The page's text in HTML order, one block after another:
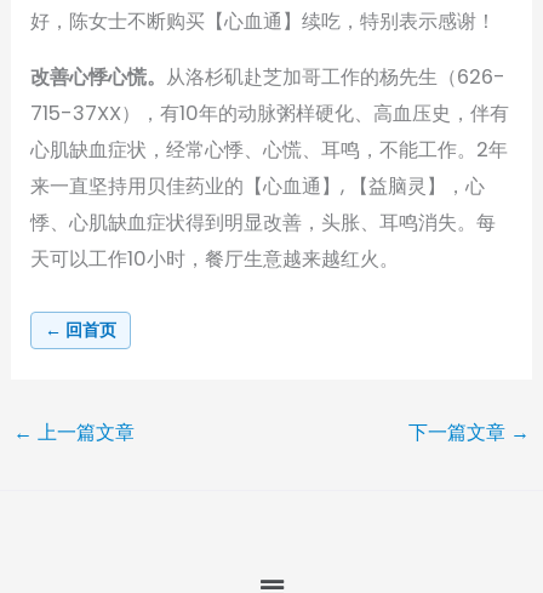
好，陈女士不断购买【心血通】续吃，特别表示感谢！
改善心悸心慌。 从洛杉矶赴芝加哥工作的杨先生（626-
715-37XX），有10年的动脉粥样硬化、高血压史，伴有
心肌缺血症状，经常心悸、心慌、耳鸣，不能工作。2年
来一直坚持用贝佳药业的【心血通】, 【益脑灵】，心
悸、心肌缺血症状得到明显改善，头胀、耳鸣消失。每
天可以工作10小时，餐厅生意越来越红火。
← 回首页
← 上一篇文章 下一篇文章 →
Menu